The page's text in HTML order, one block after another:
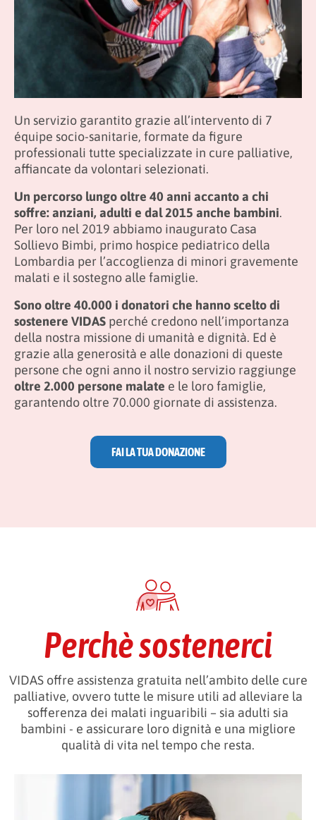
Un servizio garantito grazie all’intervento di 7
équipe socio-sanitarie, formate da figure
professionali tutte specializzate in cure palliative,
affiancate da volontari selezionati.
Un percorso lungo oltre 40 anni accanto a chi
soffre: anziani, adulti e dal 2015 anche bambini.
Per loro nel 2019 abbiamo inaugurato Casa
Sollievo Bimbi, primo hospice pediatrico della
Lombardia per l’accoglienza di minori gravemente
malati e il sostegno alle famiglie.
Sono oltre 40.000 i donatori che hanno scelto di
sostenere VIDAS perché credono nell’importanza
della nostra missione di umanità e dignità. Ed è
grazie alla generosità e alle donazioni di queste
persone che ogni anno il nostro servizio raggiunge
oltre 2.000 persone malate e le loro famiglie,
garantendo oltre 70.000 giornate di assistenza.
FAI LA TUA DONAZIONE
Perchè sostenerci
VIDAS offre assistenza gratuita nell’ambito delle cure
palliative, ovvero tutte le misure utili ad alleviare la
sofferenza dei malati inguaribili – sia adulti sia
bambini - e assicurare loro dignità e una migliore
qualità di vita nel tempo che resta.